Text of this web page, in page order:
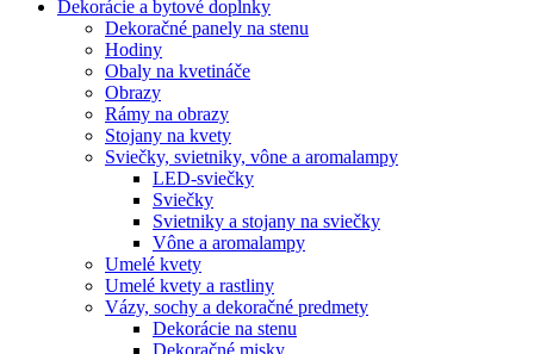
Dekorácie a bytové doplnky
Dekoračné panely na stenu
Hodiny
Obaly na kvetináče
Obrazy
Rámy na obrazy
Stojany na kvety
Sviečky, svietniky, vône a aromalampy
LED-sviečky
Sviečky
Svietniky a stojany na sviečky
Vône a aromalampy
Umelé kvety
Umelé kvety a rastliny
Vázy, sochy a dekoračné predmety
Dekorácie na stenu
Dekoračné misky